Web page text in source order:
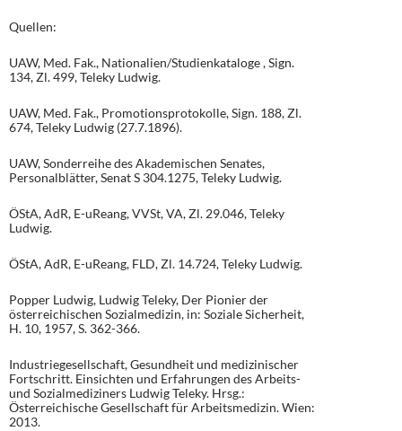
Quellen:
UAW, Med. Fak., Nationalien/Studienkataloge , Sign.
134, Zl. 499, Teleky Ludwig.
UAW, Med. Fak., Promotionsprotokolle, Sign. 188, Zl.
674, Teleky Ludwig (27.7.1896).
UAW, Sonderreihe des Akademischen Senates,
Personalblätter, Senat S 304.1275, Teleky Ludwig.
ÖStA, AdR, E-uReang, VVSt, VA, Zl. 29.046, Teleky
Ludwig.
ÖStA, AdR, E-uReang, FLD, Zl. 14.724, Teleky Ludwig.
Popper Ludwig, Ludwig Teleky, Der Pionier der
österreichischen Sozialmedizin, in: Soziale Sicherheit,
H. 10, 1957, S. 362-366.
Industriegesellschaft, Gesundheit und medizinischer
Fortschritt. Einsichten und Erfahrungen des Arbeits-
und Sozialmediziners Ludwig Teleky. Hrsg.:
Österreichische Gesellschaft für Arbeitsmedizin. Wien:
2013.